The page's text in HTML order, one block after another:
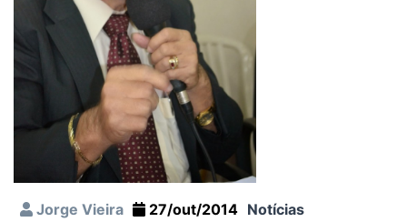
Jorge Vieira 27/out/2014 Notícias